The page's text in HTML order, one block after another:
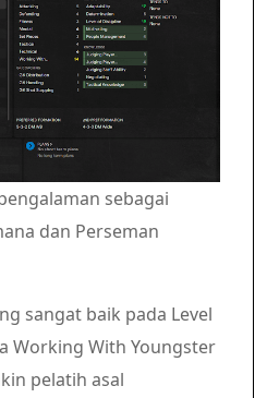
sebagai
dan Perseman
sangat baik pada Level
Working With Youngster
pelatih asal